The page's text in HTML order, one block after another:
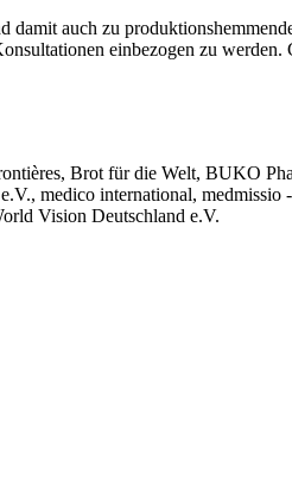
auch zu
einbezogen zu
Brot für die Welt, BUKO
medico international,
Vision Deutschland e.V.